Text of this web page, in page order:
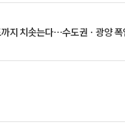
지 치솟는다⋯수도권ㆍ광양